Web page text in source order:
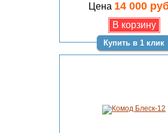
Цена 14 000
Купить в 1 клик